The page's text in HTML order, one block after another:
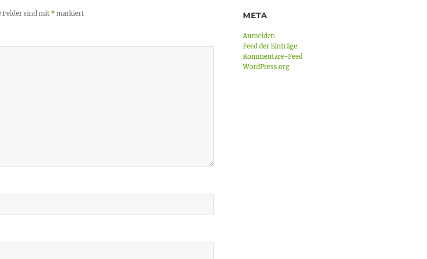
Felder sind mit *markiert META
Anmelden
Feed der Einträge
Kommentare-Feed
WordPress.org